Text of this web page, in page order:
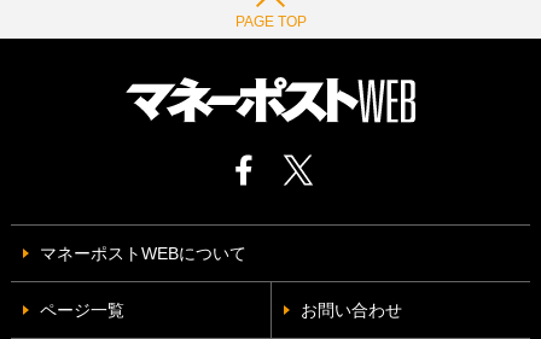
PAGE TOP
マネーポストWEBについて
ページ一覧 お問い合わせ